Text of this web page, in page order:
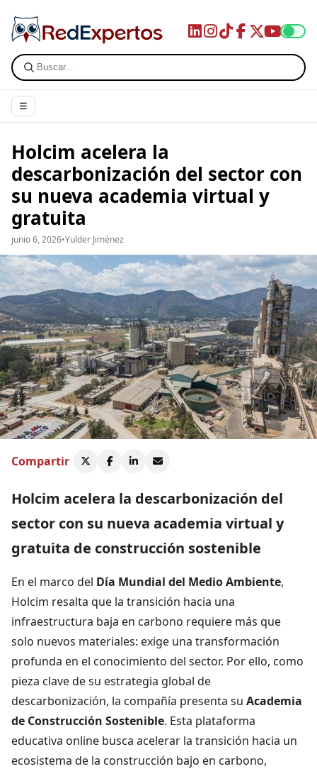
☰
Holcim acelera la
descarbonización del sector con
su nueva academia virtual y
gratuita
junio 6, 2026•Yulder Jiménez
Compartir
Holcim acelera la descarbonización del
sector con su nueva academia virtual y
gratuita de construcción sostenible
En el marco del Día Mundial del Medio Ambiente,
Holcim resalta que la transición hacia una
infraestructura baja en carbono requiere más que
solo nuevos materiales: exige una transformación
profunda en el conocimiento del sector. Por ello, como
pieza clave de su estrategia global de
descarbonización, la compañía presenta su Academia
de Construcción Sostenible. Esta plataforma
educativa online busca acelerar la transición hacia un
ecosistema de la construcción bajo en carbono,